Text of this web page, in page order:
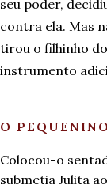
seu poder,
contra ela. Mas
tirou o filhinho
instrumento
O
Colocou-o
submetia Julita